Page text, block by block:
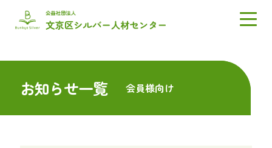
お知らせ一覧 会員様向け